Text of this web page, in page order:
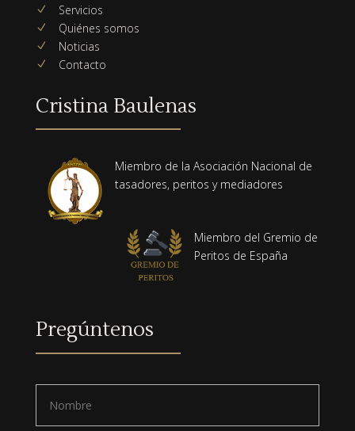
N Servicios
N Quiénes somos
N Noticias
N Contacto
Cristina Baulenas
Miembro de la Asociación Nacional de
tasadores, peritos y mediadores
Miembro del Gremio de
Peritos de España
Pregúntenos